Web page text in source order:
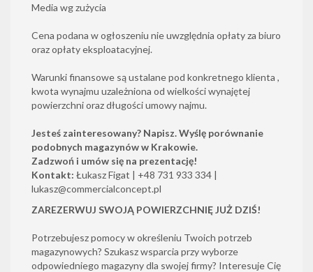
Media wg zużycia
Cena podana w ogłoszeniu nie uwzględnia opłaty za biuro
oraz opłaty eksploatacyjnej.
Warunki finansowe są ustalane pod konkretnego klienta ,
kwota wynajmu uzależniona od wielkości wynajętej
powierzchni oraz długości umowy najmu.
Jesteś zainteresowany? Napisz. Wyślę porównanie
podobnych magazynów w Krakowie.
Zadzwoń i umów się na prezentację!
Kontakt: Łukasz Figat | +48 731 933 334 |
lukasz@commercialconcept.pl
ZAREZERWUJ SWOJĄ POWIERZCHNIĘ JUŻ DZIŚ!
Potrzebujesz pomocy w określeniu Twoich potrzeb
magazynowych? Szukasz wsparcia przy wyborze
odpowiedniego magazyny dla swojej firmy? Interesuje Cię